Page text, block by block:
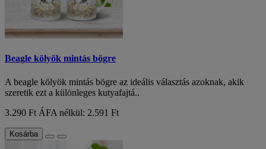
Beagle kölyök mintás bögre
A beagle kölyök mintás bögre az ideális választás azoknak, akik
szeretik ezt a különleges kutyafajtá..
3.290 Ft ÁFA nélkül: 2.591 Ft
Kosárba